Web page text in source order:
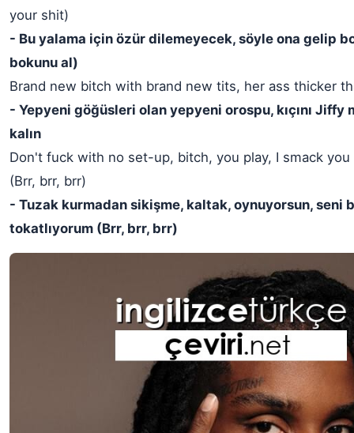
your shit)
- Bu yalama için özür dilemeyecek, söyle ona gelip
bokunu al)
Brand new bitch with brand new tits, her ass thicker
- Yepyeni göğüsleri olan yepyeni orospu, kıçını Jiffy
kalın
Don't fuck with no set-up, bitch, you play, I smack
(Brr, brr, brr)
- Tuzak kurmadan sikişme, kaltak, oynuyorsun, seni
tokatlıyorum (Brr, brr, brr)